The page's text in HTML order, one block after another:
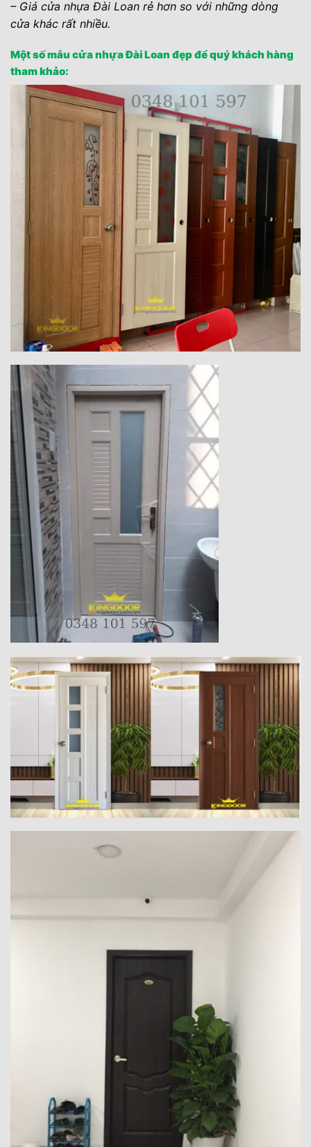
– Giá cửa nhựa Đài Loan rẻ hơn so với những dòng
cửa khác rất nhiều.
Một số mẫu cửa nhựa Đài Loan đẹp để quý khách hàng
tham khảo: